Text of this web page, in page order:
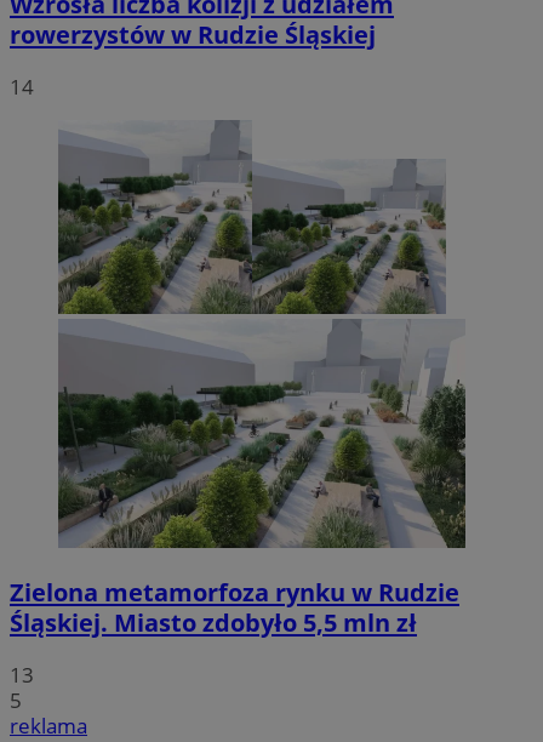
rowerzystów w Rudzie Śląskiej
14
Zielona metamorfoza rynku w Rudzie
Śląskiej. Miasto zdobyło 5,5 mln zł
13
5
reklama